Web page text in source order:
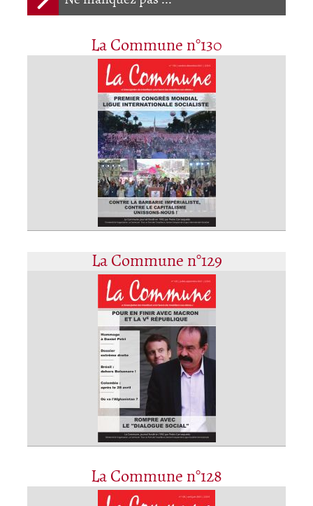
La Commune n°130
La Commune n°129
La Commune n°128